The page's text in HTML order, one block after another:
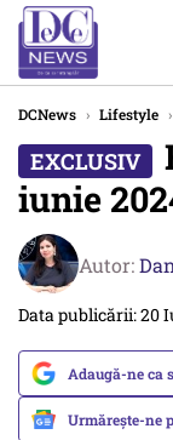
DCNews › Lifestyle ›
iunie
Autor:
Data publicării: 20
Adaugă-ne ca
Urmărește-ne